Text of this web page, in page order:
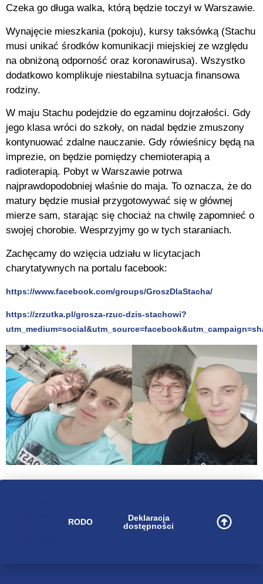
Czeka go długa walka, którą będzie toczył w Warszawie.
Wynajęcie mieszkania (pokoju), kursy taksówką (Stachu
musi unikać środków komunikacji miejskiej ze względu
na obniżoną odporność oraz koronawirusa). Wszystko
dodatkowo komplikuje niestabilna sytuacja finansowa
rodziny.
W maju Stachu podejdzie do egzaminu dojrzałości. Gdy
jego klasa wróci do szkoły, on nadal będzie zmuszony
kontynuować zdalne nauczanie. Gdy rówieśnicy będą na
imprezie, on będzie pomiędzy chemioterapią a
radioterapią. Pobyt w Warszawie potrwa
najprawdopodobniej właśnie do maja. To oznacza, że do
matury będzie musiał przygotowywać się w głównej
mierze sam, starając się chociaż na chwilę zapomnieć o
swojej chorobie. Wesprzyjmy go w tych staraniach.
Zachęcamy do wzięcia udziału w licytacjach
charytatywnych na portalu facebook:
https://www.facebook.com/groups/GroszDlaStacha/
https://zrzutka.pl/grosza-rzuc-dzis-stachowi?
RODO
Deklaracja
dostępności